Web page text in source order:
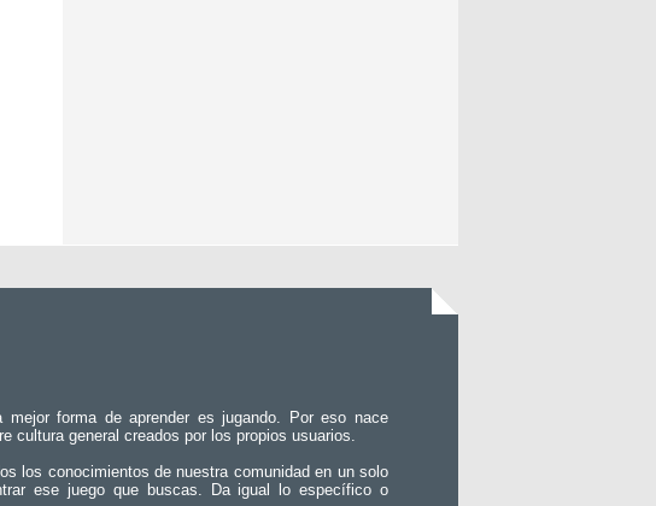
mejor forma de aprender es jugando. Por eso nace
cultura general creados por los propios usuarios.
los conocimientos de nuestra comunidad en un solo
ese juego que buscas. Da igual lo específico o